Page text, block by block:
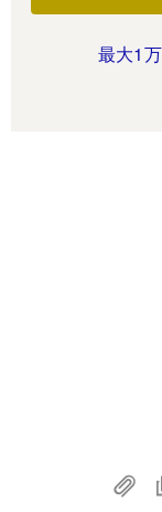
最大1